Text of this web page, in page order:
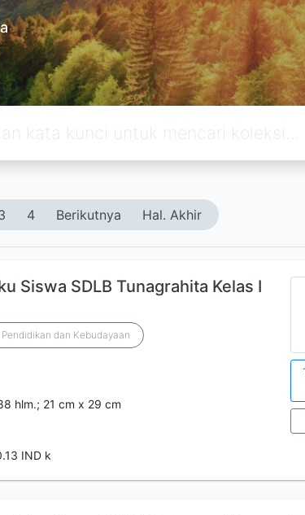
4 Berikutnya Hal. Akhir
Siswa SDLB Tunagrahita Kelas I
dan Kebudayaan
hlm.; 21 cm x 29 cm
IND k